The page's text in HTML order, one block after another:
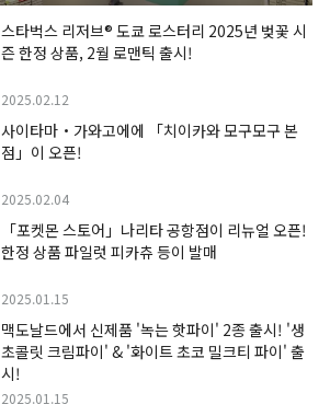
스타벅스 리저브® 도쿄 로스터리 2025년 벚꽃 시
즌 한정 상품, 2월 로맨틱 출시!
2025.02.12
사이타마・가와고에에 「치이카와 모구모구 본
점」이 오픈!
2025.02.04
「포켓몬 스토어」나리타 공항점이 리뉴얼 오픈!
한정 상품 파일럿 피카츄 등이 발매
2025.01.15
맥도날드에서 신제품 '녹는 핫파이' 2종 출시! '생
초콜릿 크림파이' & '화이트 초코 밀크티 파이' 출
시!
2025.01.15